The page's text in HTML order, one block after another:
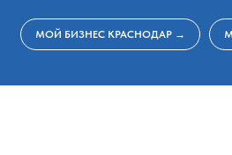
МОЙ БИЗНЕС КРАСНОДАР →